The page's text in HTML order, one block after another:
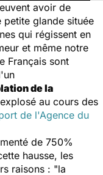
avoir de
petite glande située
qui régissent en
et même notre
Français sont
de la
au cours des
de l'Agence du
de 750%
hausse, les
raisons : "la